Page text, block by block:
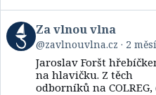
Bluesky
View
post
by
Za vlnou vlna
@zavlnouvlna.cz 2
Jaroslav Foršt
na hlavičku. Z těch
odborníků na COLREG,